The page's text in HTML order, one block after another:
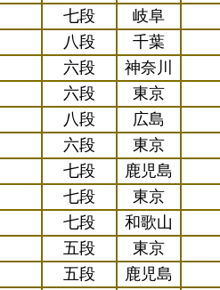
七段 岐阜
八段 千葉
六段 神奈川
六段 東京
八段 広島
六段 東京
七段 鹿児島
七段 東京
七段 和歌山
五段 東京
五段 鹿児島